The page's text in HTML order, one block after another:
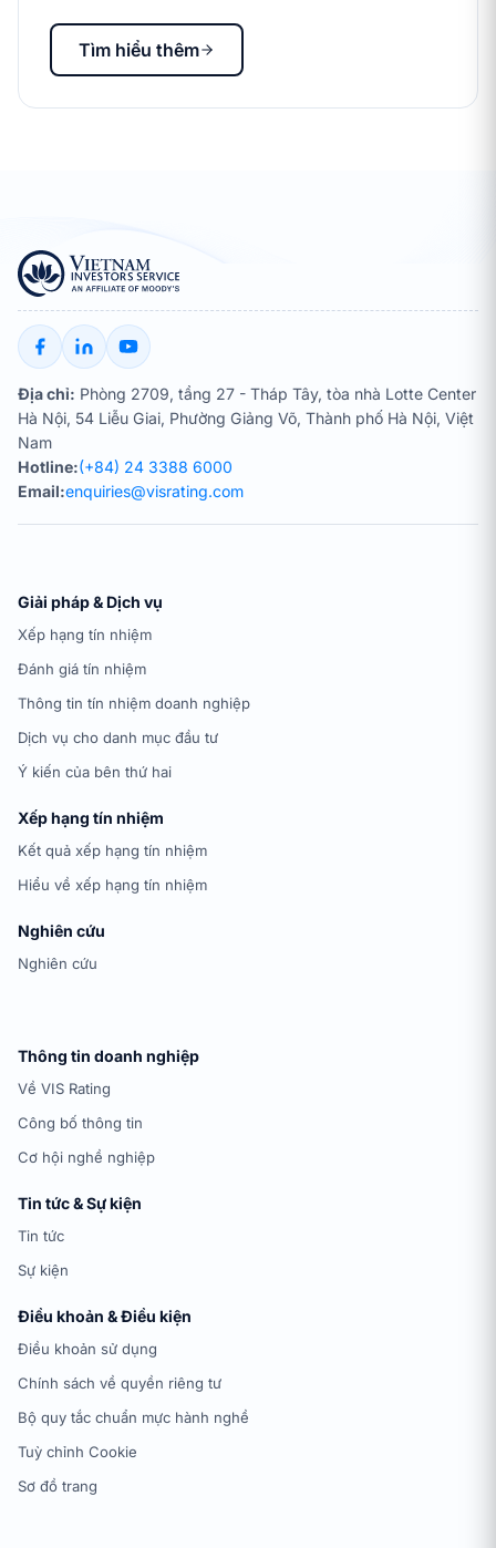
Tìm hiểu thêm
Địa chỉ: Phòng 2709, tầng 27 - Tháp Tây, tòa nhà Lotte Center
Hà Nội, 54 Liễu Giai, Phường Giảng Võ, Thành phố Hà Nội, Việt
Nam
Hotline:(+84) 24 3388 6000
Email:enquiries@visrating.com
Giải pháp & Dịch vụ
Xếp hạng tín nhiệm
Đánh giá tín nhiệm
Thông tin tín nhiệm doanh nghiệp
Dịch vụ cho danh mục đầu tư
Ý kiến của bên thứ hai
Xếp hạng tín nhiệm
Kết quả xếp hạng tín nhiệm
Hiểu về xếp hạng tín nhiệm
Nghiên cứu
Nghiên cứu
Thông tin doanh nghiệp
Về VIS Rating
Công bố thông tin
Cơ hội nghề nghiệp
Tin tức & Sự kiện
Tin tức
Sự kiện
Điều khoản & Điều kiện
Điều khoản sử dụng
Chính sách về quyền riêng tư
Bộ quy tắc chuẩn mực hành nghề
Tuỳ chỉnh Cookie
Sơ đồ trang